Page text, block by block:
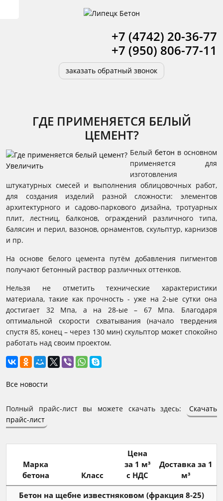
+7 (4742) 20-36-77
+7 (950) 806-77-11
заказать обратный звонок
ГДЕ ПРИМЕНЯЕТСЯ БЕЛЫЙ
ЦЕМЕНТ?
Увеличить
Белый бетон в основном
применяется для
изготовления
штукатурных смесей и выполнения облицовочных работ,
для создания изделий разной сложности: элементов
архитектурного и садово-паркового дизайна, тротуарных
плит, лестниц, балконов, ограждений различного типа,
балясин и перил, вазонов, орнаментов, скульптур, карнизов
и пр.
На основе белого цемента путём добавления пигментов
получают бетонный раствор различных оттенков.
Нельзя не отметить технические характеристики
материала, такие как прочность - уже на 2-ые сутки она
достигает 32 Мпа, а на 28-ые – 67 Мпа. Благодаря
оптимальной скорости схватывания (начало твердения
спустя 85, конец – через 130 мин) скульптор может спокойно
работать над своим проектом.
Все новости
Полный прайс-лист вы можете скачать здесь:
Скачать
прайс-лист
Марка
бетона
Класс
Цена
за 1 м³
с НДС
Доставка за 1
м³
Бетон на щебне известняковом (фракция 8-25)